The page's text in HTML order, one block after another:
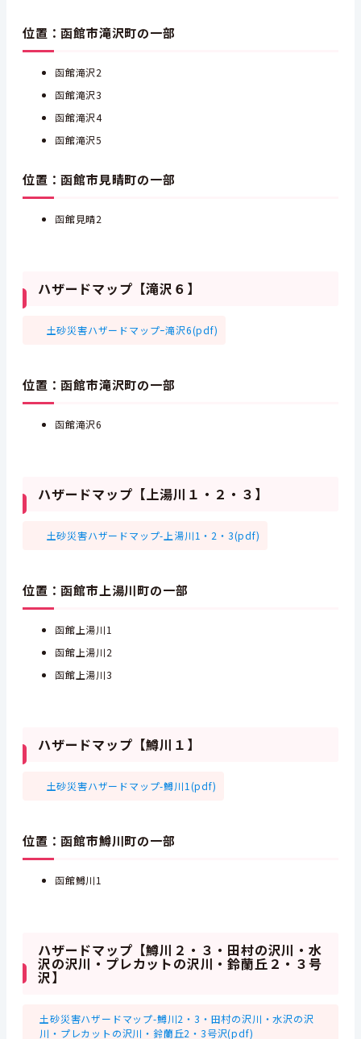
位置：函館市滝沢町の一部
函館滝沢2
函館滝沢3
函館滝沢4
函館滝沢5
位置：函館市見晴町の一部
函館見晴2
ハザードマップ【滝沢６】
土砂災害ハザードマップｰ滝沢6(pdf)
位置：函館市滝沢町の一部
函館滝沢6
ハザードマップ【上湯川１・２・３】
土砂災害ハザードマップ-上湯川1・2・3(pdf)
位置：函館市上湯川町の一部
函館上湯川1
函館上湯川2
函館上湯川3
ハザードマップ【鱒川１】
土砂災害ハザードマップ-鱒川1(pdf)
位置：函館市鱒川町の一部
函館鱒川1
ハザードマップ【鱒川２・３・田村の沢川・水
沢の沢川・プレカットの沢川・鈴蘭丘２・３号
沢】
土砂災害ハザードマップ-鱒川2・3・田村の沢川・水沢の沢
川・プレカットの沢川・鈴蘭丘2・3号沢(pdf)